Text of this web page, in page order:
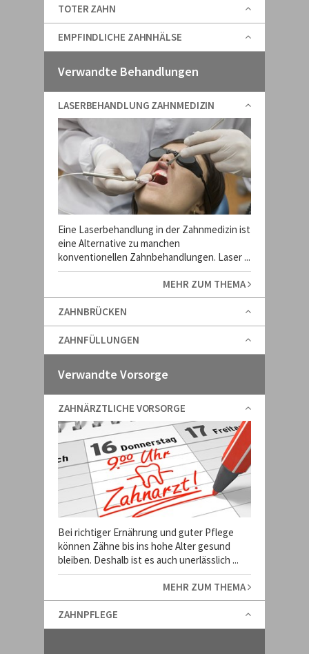
TOTER ZAHN
EMPFINDLICHE ZAHNHÄLSE
Verwandte Behandlungen
LASERBEHANDLUNG ZAHNMEDIZIN
Eine Laserbehandlung in der Zahnmedizin ist
eine Alternative zu manchen
konventionellen Zahnbehandlungen. Laser ...
MEHR ZUM THEMA
ZAHNBRÜCKEN
ZAHNFÜLLUNGEN
Verwandte Vorsorge
ZAHNÄRZTLICHE VORSORGE
Bei richtiger Ernährung und guter Pflege
können Zähne bis ins hohe Alter gesund
bleiben. Deshalb ist es auch unerlässlich ...
MEHR ZUM THEMA
ZAHNPFLEGE